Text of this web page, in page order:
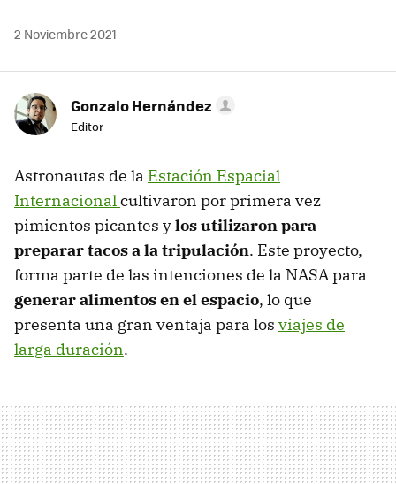
2 Noviembre 2021
Gonzalo Hernández
Editor
Astronautas de la Estación Espacial
Internacionalcultivaron por primera vez
pimientos picantes ylos utilizaron para
preparar tacos a la tripulación. Este proyecto,
forma parte de las intenciones de la NASA para
generar alimentos en el espacio, lo que
presenta una gran ventaja para los viajes de
larga duración.